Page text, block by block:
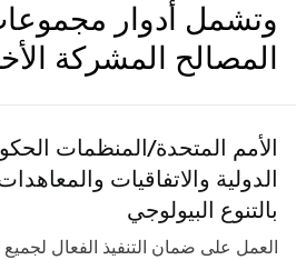
وتشمل أدوار
المصالح المشركة
الأمم المتحدة/المنظمات
الدولية والاتفاقيات
بالتنوع البيولوجي
العمل على ضمان التنفيذ الفعال لجميع